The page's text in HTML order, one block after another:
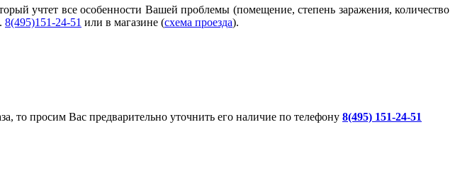
учтет все особенности Вашей проблемы (помещение, степень заражения, количество
8(495)151-24-51 или в магазине (схема проезда).
то просим Вас предварительно уточнить его наличие по телефону 8(495) 151-24-51